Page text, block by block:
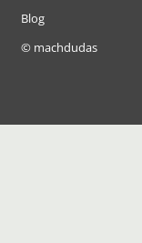
Blog
© machdudas